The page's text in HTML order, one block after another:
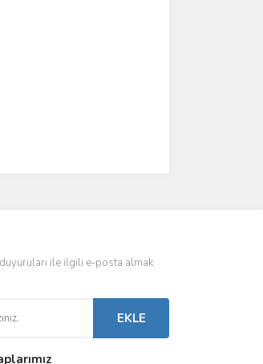
Kontaktörler
Sigorta & Otomatlar
ile ilgili e-posta almak
EKLE